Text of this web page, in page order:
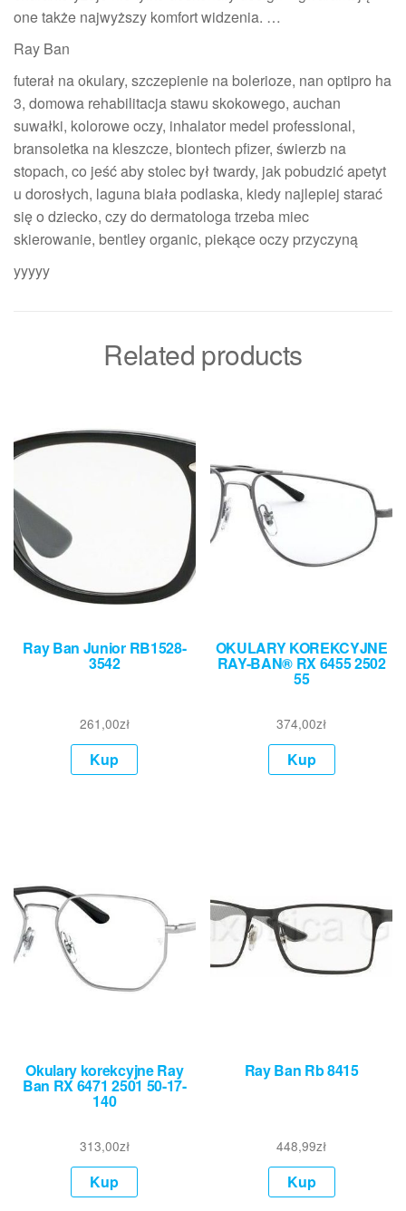
one także najwyższy komfort widzenia. …
Ray Ban
futerał na okulary, szczepienie na bolerioze, nan optipro ha
3, domowa rehabilitacja stawu skokowego, auchan
suwałki, kolorowe oczy, inhalator medel professional,
bransoletka na kleszcze, biontech pfizer, świerzb na
stopach, co jeść aby stolec był twardy, jak pobudzić apetyt
u dorosłych, laguna biała podlaska, kiedy najlepiej starać
się o dziecko, czy do dermatologa trzeba miec
skierowanie, bentley organic, piekące oczy przyczyną
yyyyy
Related products
Ray Ban Junior RB1528-
3542
261,00zł
Kup
OKULARY KOREKCYJNE
RAY-BAN® RX 6455 2502
55
374,00zł
Kup
Okulary korekcyjne Ray
Ban RX 6471 2501 50-17-
140
313,00zł
Kup
Ray Ban Rb 8415
448,99zł
Kup